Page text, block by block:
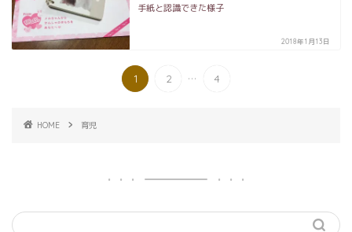
手紙と認識できた様子
2018年1月13日
1 2 ... 4
HOME 育児